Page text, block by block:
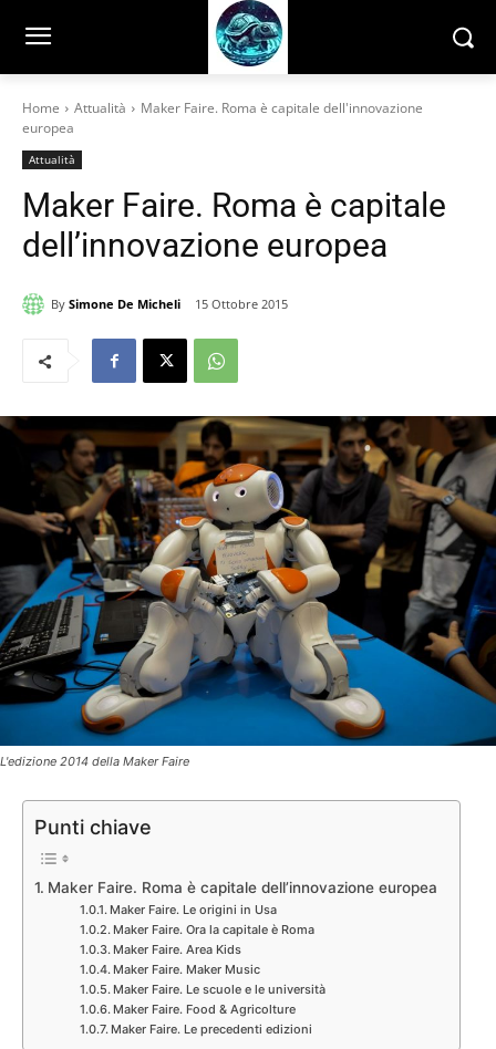
Home Attualità
Maker Faire. Roma è capitale dell'innovazione
europea
Attualità
Maker Faire. Roma è capitale
dell’innovazione europea
By Simone De Micheli 15 Ottobre 2015
L'edizione 2014 della Maker Faire
Punti chiave
Maker Faire. Roma è capitale dell’innovazione europea
Maker Faire. Le origini in Usa
Maker Faire. Ora la capitale è Roma
Maker Faire. Area Kids
Maker Faire. Maker Music
Maker Faire. Le scuole e le università
Maker Faire. Food & Agricolture
Maker Faire. Le precedenti edizioni